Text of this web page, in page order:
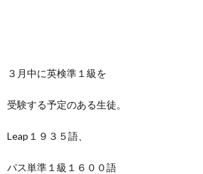
３月中に英検準１級を
受験する予定のある生徒。
Leap１９３５語、
パス単準１級１６００語